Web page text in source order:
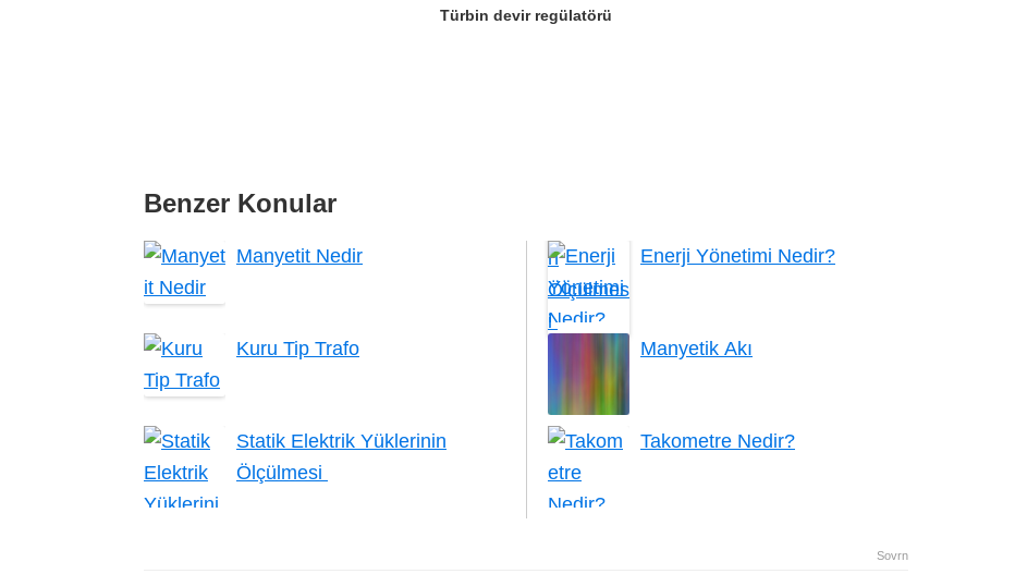
Türbin devir regülatörü
Benzer Konular
Manyetit Nedir
Kuru Tip Trafo
Statik Elektrik Yüklerinin
Ölçülmesi
Enerji Yönetimi Nedir?
Manyetik Akı
Takometre Nedir?
Sovrn